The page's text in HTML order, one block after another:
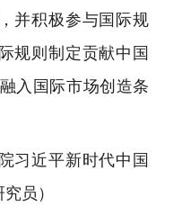
并积极参与国际规
规则制定贡献中国
入国际市场创造条
近平新时代中国
员）